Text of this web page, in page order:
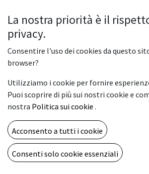
Tanica inchiostro da 2
1.295,00€
AGGIUNGI AL CARRELLO
La nostra priorità è il
privacy.
Consentire l'uso dei cookies da questo
browser?
Utilizziamo i cookie per fornire
Puoi scoprire di più sui nostri cookie e
nostra Politica sui cookie .
Acconsento a tutti i cookie
Consenti solo cookie essenziali